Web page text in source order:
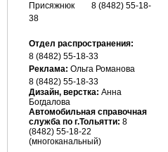
Присяжнюк 8 (8482) 55-18-
38
Отдел распространения:
8 (8482) 55-18-33
Реклама: Ольга Романова
8 (8482) 55-18-33
Дизайн, верстка: Анна
Богдалова
Автомобильная справочная
служба по г.Тольятти: 8
(8482) 55-18-22
(многоканальный)